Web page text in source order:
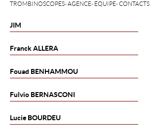
JIM
FranckALLERA
Fouad BENHAMMOU
Fulvio BERNASCONI
Lucie BOURDEU
TROMBINOSCOPES AGENCE ÉQUIPE CONTACTS